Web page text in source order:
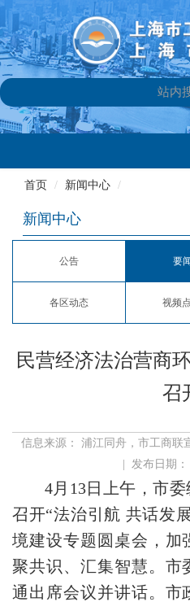
会员专栏
参政议政
信息库
联系我们
首页 / 新闻中心 /
新闻中心
公告 要
各区动态 视频
民营经济法治营商
召
信息来源： 浦江同舟，市工商联
| 发布日期：
4月13日上午，市
召开“法治引航 共话发
境建设专题圆桌会，加
聚共识、汇集智慧。市
通出席会议并讲话。市